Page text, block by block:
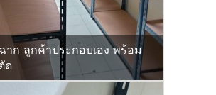
าก ลูกค้าประกอบเอง พร้อม
ด